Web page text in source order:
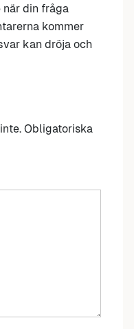
när din fråga
kommer
kan dröja och
Obligatoriska